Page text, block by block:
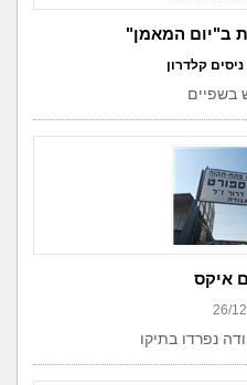
ב"יום המאמן"
ניסים קלדרון
בשפיים
איקס
26/
נפרדו בתיקו